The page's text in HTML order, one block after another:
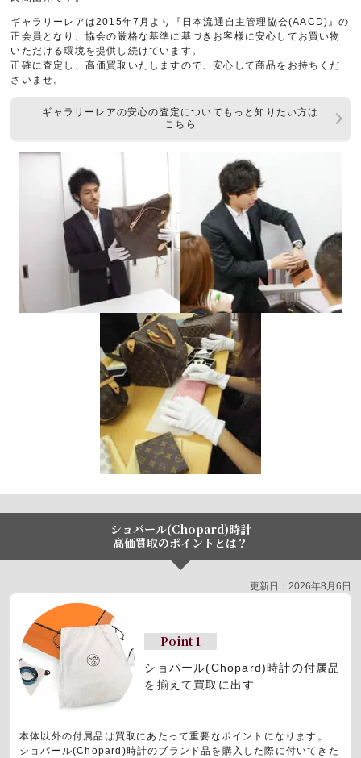
ギャラリーレアは2015年7月より『日本流通自主管理協会(AACD)』の
正会員となり、協会の厳格な基準に基づきお客様に安心してお買い物
いただける環境を提供し続けています。
正確に査定し、高価買取いたしますので、安心して商品をお持ちくだ
さいませ。
ギャラリーレアの安心の査定についてもっと知りたい方は
こちら
ショパール(Chopard)時計
高価買取のポイントとは？
更新日：2026年8月6日
Point 1
ショパール(Chopard)時計の付属品
を揃えて買取に出す
本体以外の付属品は買取にあたって重要なポイントになります。
ショパール(Chopard)時計のブランド品を購入した際に付いてきた